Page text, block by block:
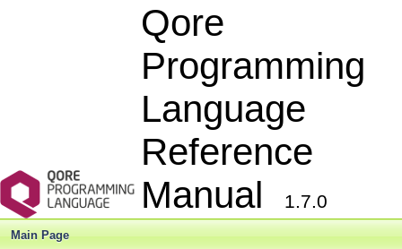
Qore
Programming
Language
Reference
Manual
1.7.0
Main Page